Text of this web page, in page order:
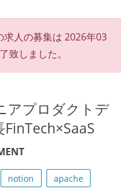
求人の募集は 2026年03
致しました。
アプロダクトデ
notion
apache